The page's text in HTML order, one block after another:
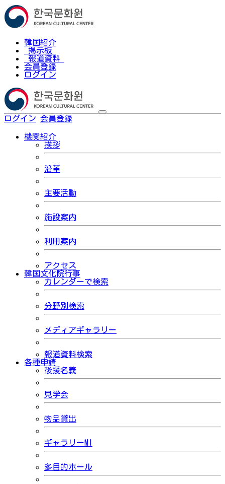
韓国紹介
掲示板
報道資料
会員登録
ログイン
ログイン 会員登録
機関紹介
挨拶
沿革
主要活動
施設案内
利用案内
アクセス
韓国文化院行事
カレンダーで検索
分野別検索
メディアギャラリー
報道資料検索
各種申請
後援名義
見学会
物品貸出
ギャラリーMI
多目的ホール